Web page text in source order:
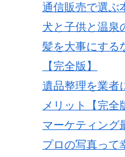
通信販売で選ぶ
犬と子供と温泉
髪を大事にする
【完全版】
遺品整理を業者
メリット【完全
マーケティング
プロの写真って